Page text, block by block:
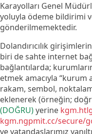
Karayolları Genel
yoluyla ödeme bildirimi
gönderilmemektedir.
Dolandırıcılık
biri de sahte internet
bağlantılarda;
etmek amacıyla “kurum
rakam, sembol,
eklenerek (örneğin;
(DOĞRU)yerine
kgm.ngpmit.cc/secure/
ve vatandaşlarımız